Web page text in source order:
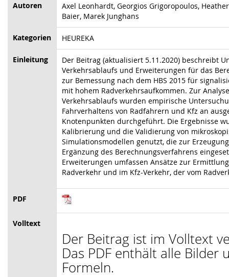
Autoren
Axel Leonhardt, Georgios Grigoropoulos,
Baier, Marek Junghans
Kategorien HEUREKA
Einleitung
Der Beitrag (aktualisiert 5.11.2020) beschreibt
Verkehrsablaufs und Erweiterungen für das
zur Bemessung nach dem HBS 2015 für
mit hohem Radverkehrsaufkommen. Zur
Verkehrsablaufs wurden empirische
Fahrverhaltens von Radfahrern und Kfz an
Knotenpunkten durchgeführt. Die Ergebnisse
Kalibrierung und die Validierung von
Simulationsmodellen genutzt, die zur
Ergänzung des Berechnungsverfahrens
Erweiterungen umfassen Ansätze zur
Radverkehr und im Kfz-Verkehr, der vom
PDF
Volltext
Der Beitrag ist im Volltext
Das PDF enthält alle Bilder
Formeln.